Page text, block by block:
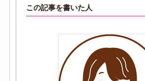
この記事を書いた人